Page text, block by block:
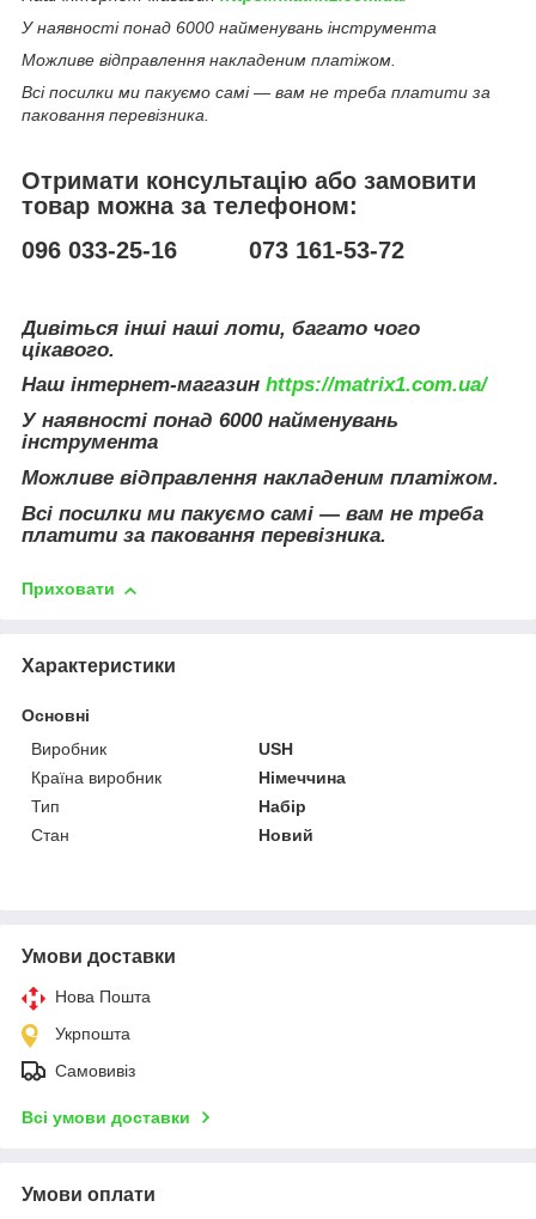
У наявності понад 6000 найменувань інструмента
Можливе відправлення накладеним платіжом.
Всі посилки ми пакуємо самі — вам не треба платити за
паковання перевізника.
Отримати консультацію або замовити
товар можна за телефоном:
096 033-25-16 073 161-53-72
Дивіться інші наші лоти, багато чого
цікавого.
Наш інтернет-магазин https://matrix1.com.ua/
У наявності понад 6000 найменувань
інструмента
Можливе відправлення накладеним платіжом.
Всі посилки ми пакуємо самі — вам не треба
платити за паковання перевізника.
Приховати
Характеристики
Основні
Виробник
USH
Країна виробник
Німеччина
Тип
Набір
Стан
Новий
Умови доставки
Нова Пошта
Укрпошта
Самовивіз
Всі умови доставки
Умови оплати